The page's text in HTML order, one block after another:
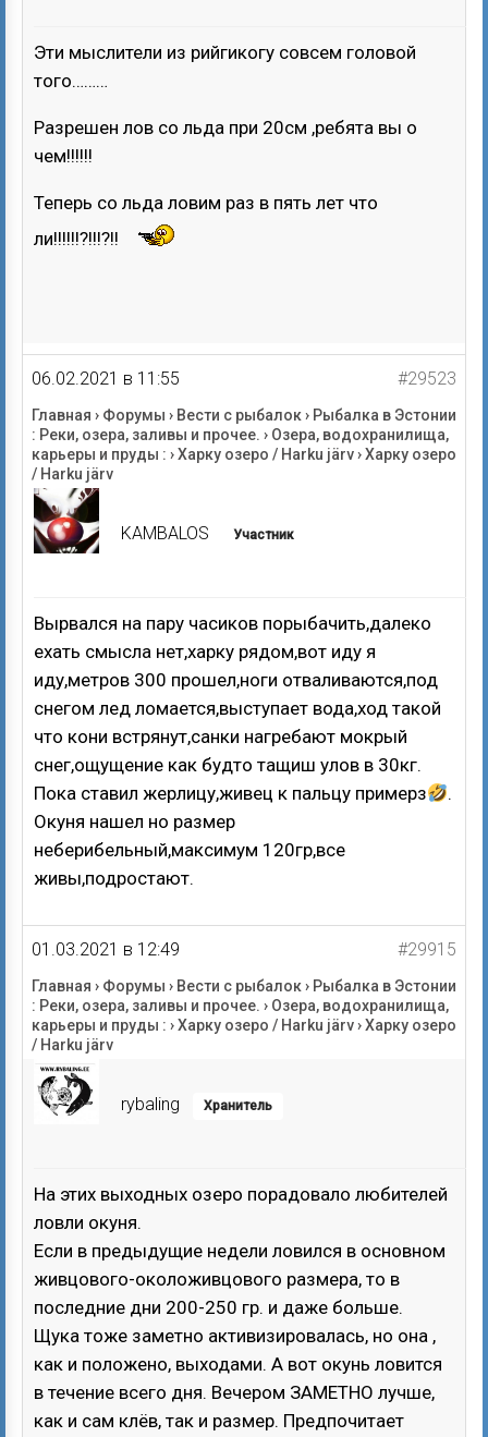
Эти мыслители из рийгикогу совсем головой
того………
Разрешен лов со льда при 20см ,ребята вы о
чем!!!!!!
Теперь со льда ловим раз в пять лет что
ли!!!!!!?!!!?!!
06.02.2021 в 11:55 #29523
Главная › Форумы › Вести с рыбалок› Рыбалка в Эстонии
: Реки, озера, заливы и прочее. › Озера, водохранилища,
карьеры и пруды : ›Харку озеро / Harku järv›Харку озеро
/ Harku järv
KAMBALOS Участник
Вырвался на пару часиков порыбачить,далеко
ехать смысла нет,харку рядом,вот иду я
иду,метров 300 прошел,ноги отваливаются,под
снегом лед ломается,выступает вода,ход такой
что кони встрянут,санки нагребают мокрый
снег,ощущение как будто тащиш улов в 30кг.
Пока ставил жерлицу,живец к пальцу примерз
.
Окуня нашел но размер
неберибельный,максимум 120гр,все
живы,подростают.
01.03.2021 в 12:49 #29915
Главная › Форумы › Вести с рыбалок› Рыбалка в Эстонии
: Реки, озера, заливы и прочее. › Озера, водохранилища,
карьеры и пруды : ›Харку озеро / Harku järv›Харку озеро
/ Harku järv
rybaling Хранитель
На этих выходных озеро порадовало любителей
ловли окуня.
Если в предыдущие недели ловился в основном
живцового-околоживцового размера, то в
последние дни 200-250 гр. и даже больше.
Щука тоже заметно активизировалась, но она ,
как и положено, выходами. А вот окунь ловится
в течение всего дня. Вечером ЗАМЕТНО лучше,
как и сам клёв, так и размер. Предпочитает